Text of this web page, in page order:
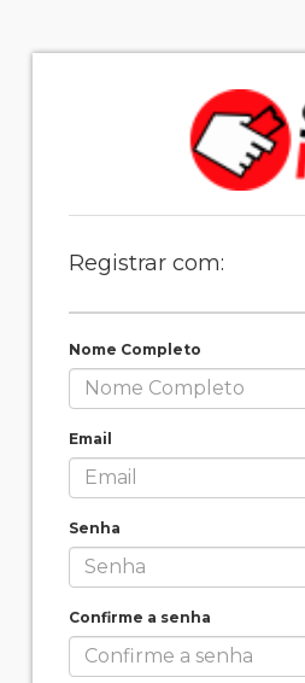
Registrar com:
Nome Completo
Email
Senha
Confirme a senha